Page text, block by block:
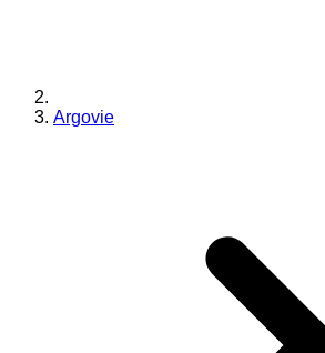
Argovie